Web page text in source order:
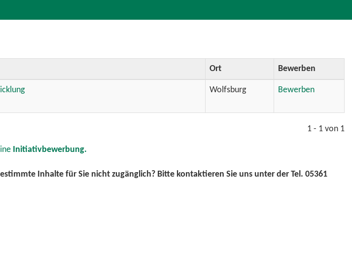
Ort Bewerben
Wolfsburg Bewerben
1 - 1 von 1
Initiativbewerbung.
Inhalte für Sie nicht zugänglich? Bitte kontaktieren Sie uns unter der Tel. 05361